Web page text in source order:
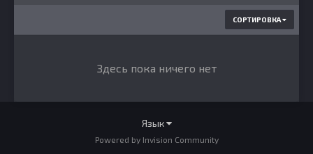
СОРТИРОВКА
Здесь пока ничего нет
Язык
Powered by Invision Community